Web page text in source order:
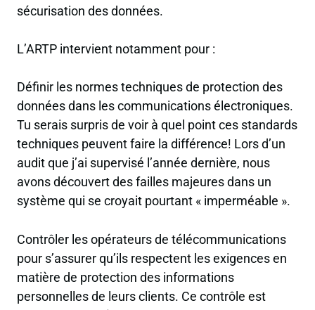
sécurisation des données.
L’ARTP intervient notamment pour :
Définir les normes techniques de protection des
données dans les communications électroniques.
Tu serais surpris de voir à quel point ces standards
techniques peuvent faire la différence! Lors d’un
audit que j’ai supervisé l’année dernière, nous
avons découvert des failles majeures dans un
système qui se croyait pourtant « imperméable ».
Contrôler les opérateurs de télécommunications
pour s’assurer qu’ils respectent les exigences en
matière de protection des informations
personnelles de leurs clients. Ce contrôle est